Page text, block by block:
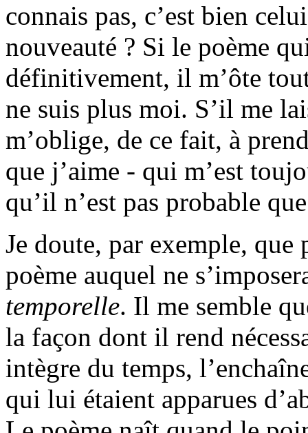
connais pas, c’est bien
nouveauté ? Si le poème
définitivement, il m’ôte
ne suis plus moi. S’il me
m’oblige, de ce fait, à
que j’aime - qui m’est
qu’il n’est pas probable
Je doute, par exemple, que
poème auquel ne
temporelle. Il me semble
la façon dont il rend
intègre du temps,
qui lui étaient apparues